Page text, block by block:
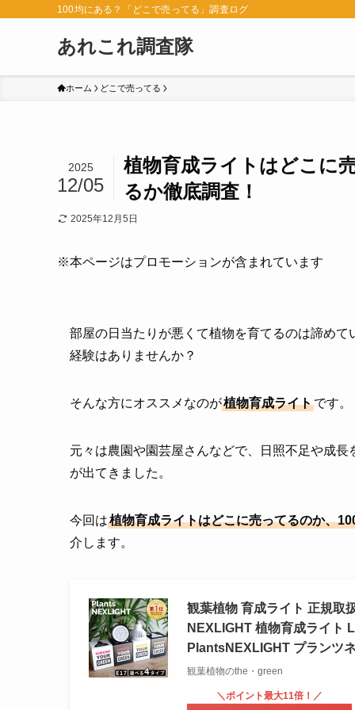
100均にある？「どこで売ってる」調査ログ
あれこれ調査隊
ホーム どこで売ってる
植物育成ライトはどこに
るか徹底調査！
2025
12/05
2025年12月5日
※本ページはプロモーションが含まれています
部屋の日当たりが悪くて植物を育てるのは諦め
経験はありませんか？
そんな方にオススメなのが植物育成ライトです。
元々は農園や園芸屋さんなどで、日照不足や成
が出てきました。
今回は植物育成ライトはどこに売ってるのか、
介します。
観葉植物 育成ライト 正規取
NEXLIGHT 植物育成ライト
PlantsNEXLIGHT プランツ
観葉植物のthe・green
＼ポイント最大11倍！／